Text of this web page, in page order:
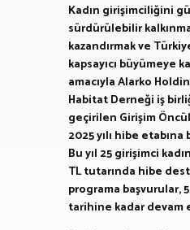
Kadın girişimciliğini
sürdürülebilir
kazandırmak ve
kapsayıcı büyümeye
amacıyla Alarko
Habitat Derneği iş
geçirilen Girişim
2025 yılı hibe
Bu yıl 25 girişimci
TL tutarında hibe
programa başvurular,
tarihine kadar devam